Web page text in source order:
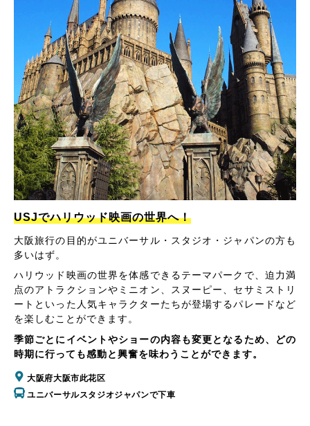
USJでハリウッド映画の世界へ！
大阪旅行の目的がユニバーサル・スタジオ・ジャパンの方も
多いはず。
ハリウッド映画の世界を体感できるテーマパークで、迫力満
点のアトラクションやミニオン、スヌーピー、セサミストリ
ートといった人気キャラクターたちが登場するパレードなど
を楽しむことができます。
季節ごとにイベントやショーの内容も変更となるため、どの
時期に行っても感動と興奮を味わうことができます。
大阪府大阪市此花区
ユニバーサルスタジオジャパンで下車